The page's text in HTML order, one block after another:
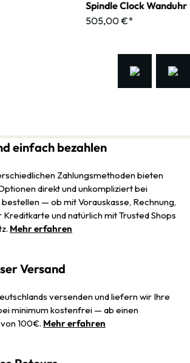
Spindle Clock Wanduhr
505,00 €*
einfach bezahlen
Zahlungsmethoden bieten
direkt und unkompliziert bei
— ob mit Vorauskasse, Rechnung,
Kreditkarte und natürlich mit Trusted Shops
Mehr erfahren
Versand
versenden und liefern wir Ihre
minimum kostenfrei — ab einen
100€. Mehr erfahren